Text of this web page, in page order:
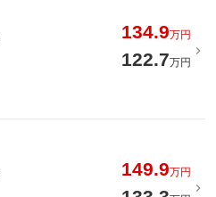
134.9万円
122.7万円
149.9万円